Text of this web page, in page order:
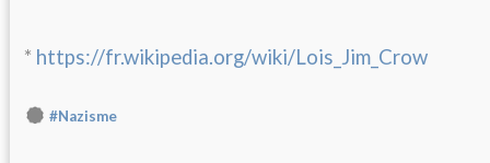
* https://fr.wikipedia.org/wiki/Lois_Jim_Crow
#Nazisme